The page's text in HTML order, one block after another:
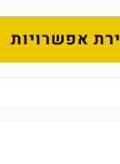
אפשרויות